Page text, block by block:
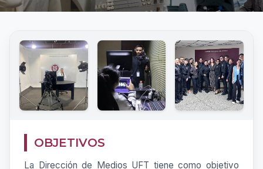
OBJETIVOS
La Dirección de Medios UFT tiene como objetivo